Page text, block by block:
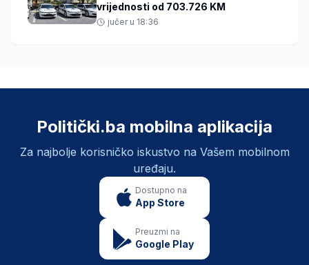
vrijednosti od 703.726 KM
jučer u 18:36
Politički.ba mobilna aplikacija
Za najbolje korisničko iskustvo na Vašem mobilnom
uređaju.
Dostupno na
App Store
Preuzmi na
Google Play